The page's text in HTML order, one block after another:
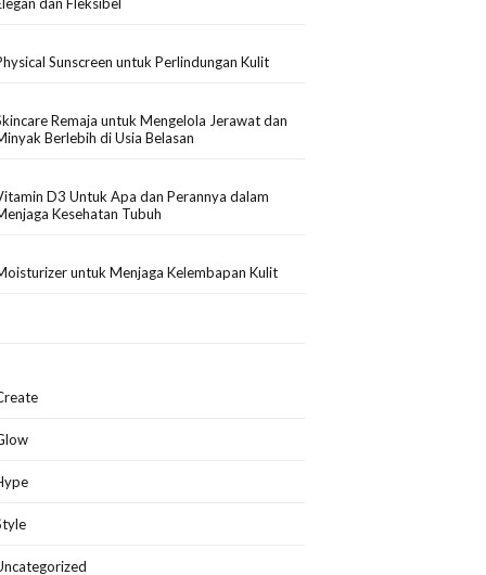
Sunscreen untuk Perlindungan Kulit
Remaja untuk Mengelola Jerawat dan
Berlebih di Usia Belasan
D3 Untuk Apa dan Perannya dalam
Kesehatan Tubuh
untuk Menjaga Kelembapan Kulit